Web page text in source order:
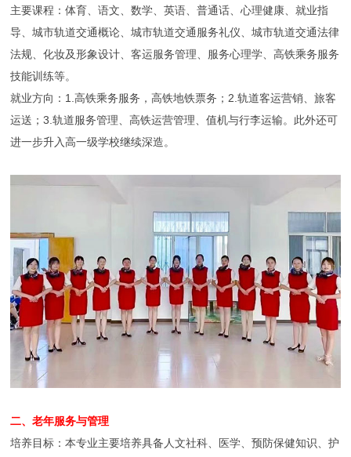
主要课程：体育、语文、数学、英语、普通话、心理健康、就业指
导、城市轨道交通概论、城市轨道交通服务礼仪、城市轨道交通法律
法规、化妆及形象设计、客运服务管理、服务心理学、高铁乘务服务
技能训练等。
就业方向：1.高铁乘务服务，高铁地铁票务；2.轨道客运营销、旅客
运送；3.轨道服务管理、高铁运营管理、值机与行李运输。此外还可
进一步升入高一级学校继续深造。
二、老年服务与管理
培养目标：本专业主要培养具备人文社科、医学、预防保健知识、护